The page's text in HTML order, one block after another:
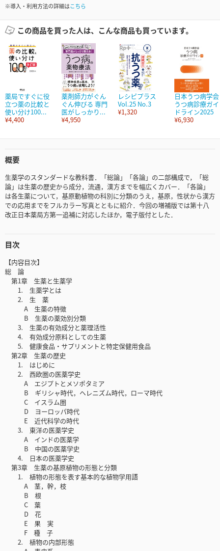
※導入・利用方法の詳細はこちら
この商品を買った人は、こんな商品も買っています。
薬局ですぐに役
立つ薬の比較と
使い分け100...
¥4,400
薬剤師力がぐん
ぐん伸びる 専門
医がしっかり...
¥4,950
レシピプラス
Vol.25 No.3
¥1,320
日本うつ病学会
うつ病診療ガイ
ドライン2025
¥6,930
概要
生薬学のスタンダードな教科書．「総論」「各論」の二部構成で，「総
論」は生薬の歴史から成分，流通，漢方までを幅広くカバー．「各論」
は各生薬について，基原動植物の科別に分類のうえ，基原，性状から漢方
での応用までをフルカラー写真とともに紹介．今回の増補版では第十八
改正日本薬局方第一追補に対応したほか，電子版付とした．
目次
【内容目次】
総 論
第1章 生薬と生薬学
1. 生薬学とは
2. 生 薬
A 生薬の特徴
B 生薬の薬効別分類
3. 生薬の有効成分と薬理活性
4. 有効成分原料としての生薬
5. 健康食品・サプリメントと特定保健用食品
第2章 生薬の歴史
1. はじめに
2. 西欧圏の医薬学史
A エジプトとメソポタミア
B ギリシャ時代，ヘレニズム時代，ローマ時代
C イスラム圏
D ヨーロッパ時代
E 近代科学の時代
3. 東洋の医薬学史
A インドの医薬学
B 中国の医薬学史
4. 日本の医薬学史
第3章 生薬の基原植物の形態と分類
1. 植物の形態を表す基本的な植物学用語
A 茎，幹，枝
B 根
C 葉
D 花
E 果 実
F 種 子
2. 植物の内部形態